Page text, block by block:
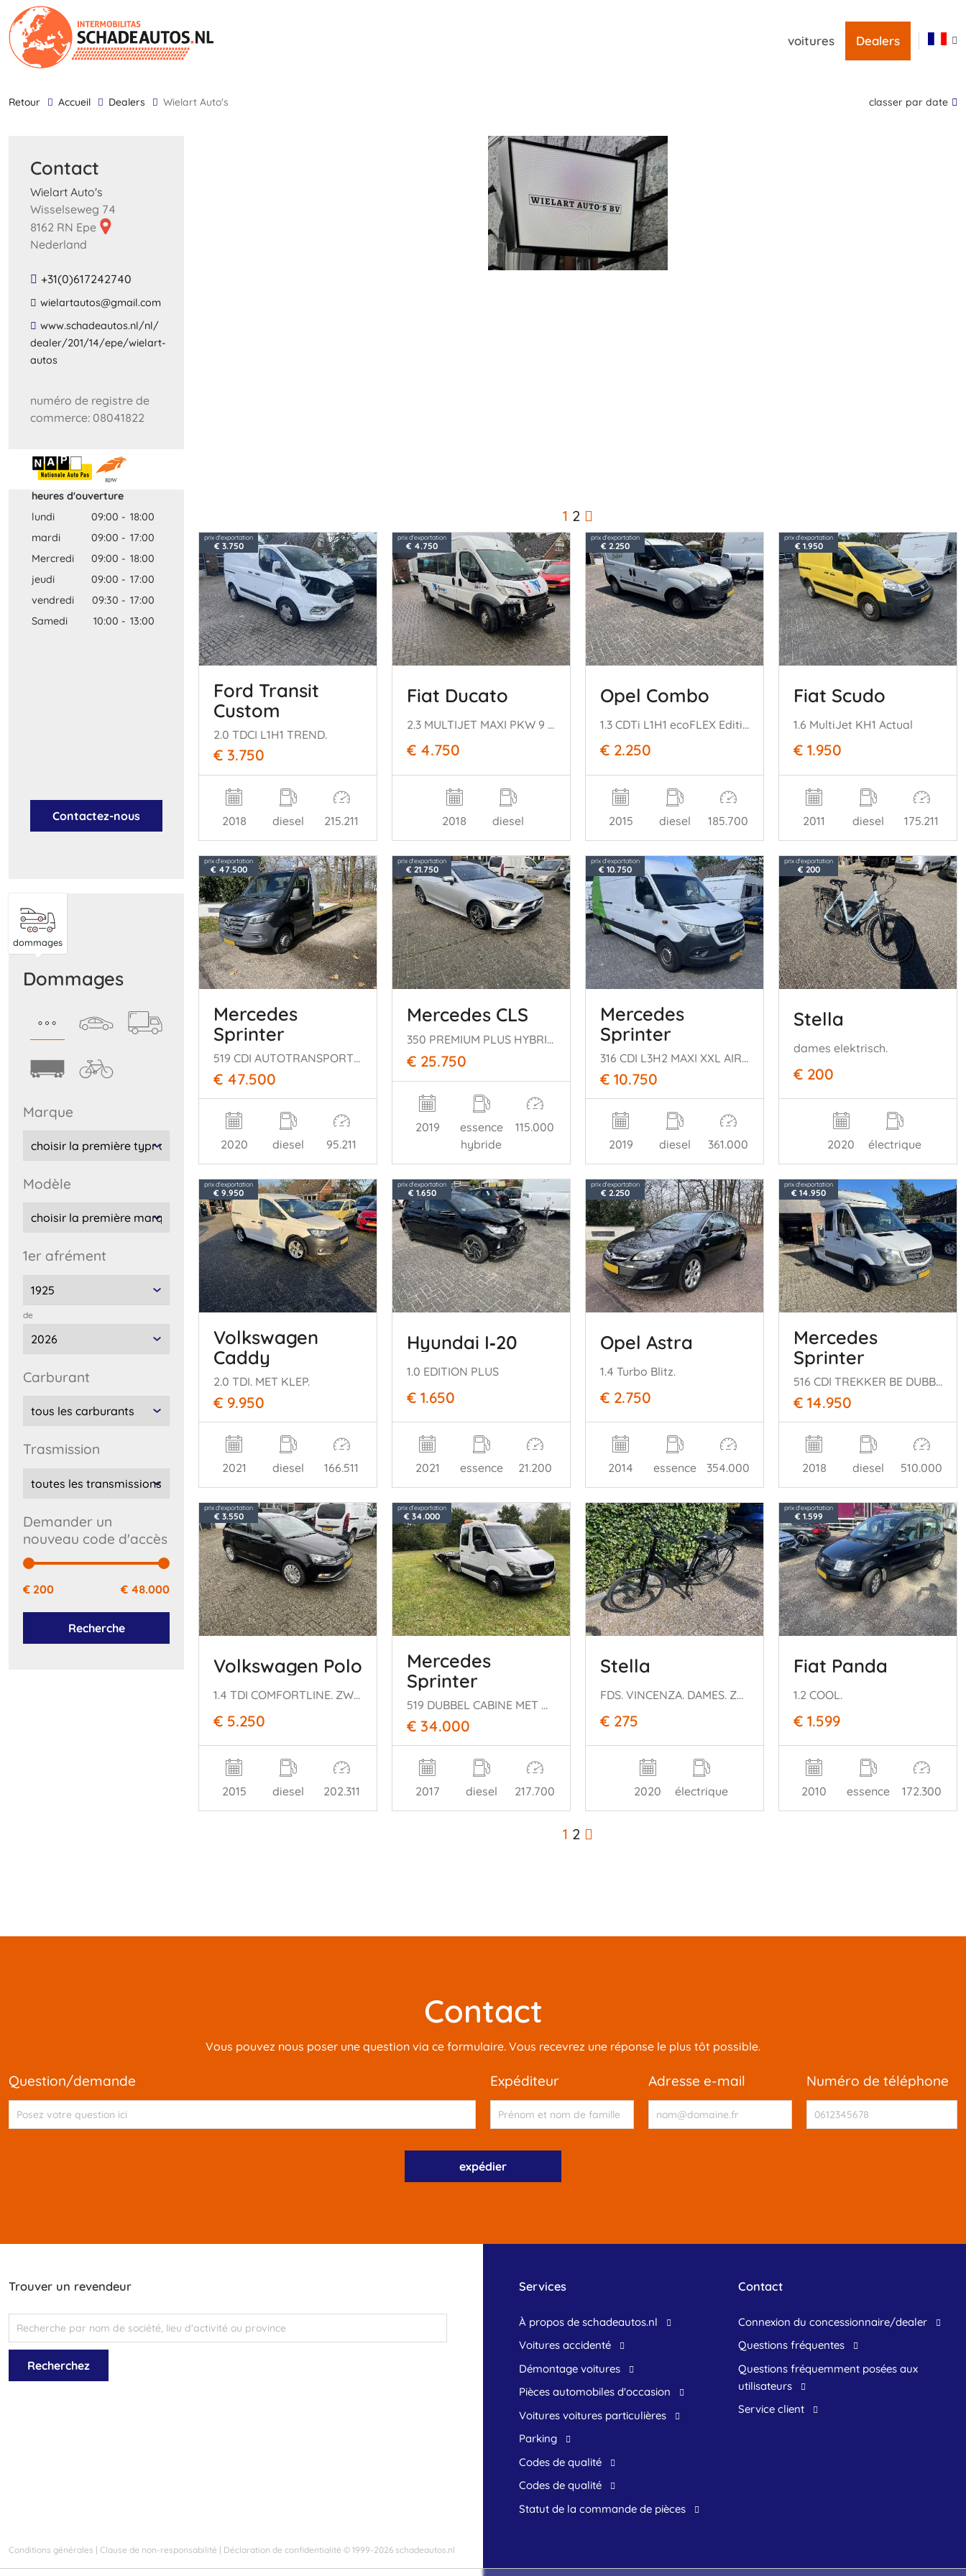
voitures Dealers
retour Accueil Dealers Wielart Auto's classer par date
Contact
Wielart Auto's
Wisselseweg 74
8162 RN Epe
Nederland
+31(0)617242740
​wielartautos​@​gmail​.​com​
​www​.​schadeautos​.​nl​/​nl​/​
dealer​/​201​/​14​/​epe​/​wielart​-​
autos​
numéro de registre de
commerce: 08041822
heures d'ouverture
lundi
09:00 - 18:00
mardi
09:00 - 17:00
Mercredi
09:00 - 18:00
jeudi
09:00 - 17:00
vendredi
09:30 - 17:00
Samedi
10:00 - 13:00
Contactez-nous
dommages
dommages
marque
modèle
1er afrément
de
carburant
trasmission
Demander un
nouveau code d'accès
€ 200 € 48.000
Recherche
1 2
prix d'exportation
€ 3.750
Ford Transit
Custom
2.0 TDCI L1H1 TREND.
€ 3.750
2018 diesel 215.211
prix d'exportation
€ 4.750
Fiat Ducato
2.3 MULTIJET MAXI PKW 9 PERSOONS+ROLSTOELLIFT
€ 4.750
2018 diesel
prix d'exportation
€ 2.250
Opel Combo
1.3 CDTi L1H1 ecoFLEX Edition
€ 2.250
2015 diesel 185.700
prix d'exportation
€ 1.950
Fiat Scudo
1.6 MultiJet KH1 Actual
€ 1.950
2011 diesel 175.211
prix d'exportation
€ 47.500
Mercedes
Sprinter
519 CDI AUTOTRANSPORTER OPRIJWAGEN
€ 47.500
2020 diesel 95.211
prix d'exportation
€ 21.750
Mercedes CLS
350 PREMIUM PLUS HYBRIDE AMG 300 PK !!
€ 25.750
2019
essence
hybride
115.000
prix d'exportation
€ 10.750
Mercedes
Sprinter
316 CDI L3H2 MAXI XXL AIRCO NAVI CAMERA.
€ 10.750
2019 diesel 361.000
prix d'exportation
€ 200
Stella
dames elektrisch.
€ 200
2020 électrique
prix d'exportation
€ 9.950
Volkswagen
Caddy
2.0 TDI. MET KLEP.
€ 9.950
2021 diesel 166.511
prix d'exportation
€ 1.650
Hyundai I‑20
1.0 EDITION PLUS
€ 1.650
2021 essence 21.200
prix d'exportation
€ 2.250
Opel Astra
1.4 Turbo Blitz.
€ 2.750
2014 essence 354.000
prix d'exportation
€ 14.950
Mercedes
Sprinter
516 CDI TREKKER BE DUBBEL CABINE
€ 14.950
2018 diesel 510.000
prix d'exportation
€ 3.550
Volkswagen Polo
1.4 TDI COMFORTLINE. ZWART.
€ 5.250
2015 diesel 202.311
prix d'exportation
€ 34.000
Mercedes
Sprinter
519 DUBBEL CABINE MET OPLEGGER AUTOTRANSPORTER
€ 34.000
2017 diesel 217.700
Stella
FDS. VINCENZA. DAMES. ZWART.
€ 275
2020 électrique
prix d'exportation
€ 1.599
Fiat Panda
1.2 COOL.
€ 1.599
2010 essence 172.300
1 2
Contact
Vous pouvez nous poser une question via ce formulaire. Vous recevrez une réponse le plus tôt possible.
question/demande expéditeur adresse e-mail numéro de téléphone
Trouver un revendeur
Conditions générales | Clause de non-responsabilité | Déclaration de confidentialité © 1999-2026 schadeautos.nl
Services
À propos de schadeautos.nl
Voitures accidenté
Démontage voitures
Pièces automobiles d'occasion
voitures voitures particulières
Parking
Codes de qualité
Codes de qualité
Statut de la commande de pièces
Contact
connexion du concessionnaire/dealer
Questions fréquentes
questions fréquemment posées aux
utilisateurs
service client